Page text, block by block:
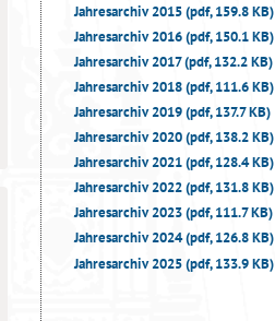
Jahresarchiv 2015 (pdf, 159.8 KB)
Jahresarchiv 2016 (pdf, 150.1 KB)
Jahresarchiv 2017 (pdf, 132.2 KB)
Jahresarchiv 2018 (pdf, 111.6 KB)
Jahresarchiv 2019 (pdf, 137.7 KB)
Jahresarchiv 2020 (pdf, 138.2 KB)
Jahresarchiv 2021 (pdf, 128.4 KB)
Jahresarchiv 2022 (pdf, 131.8 KB)
Jahresarchiv 2023 (pdf, 111.7 KB)
Jahresarchiv 2024 (pdf, 126.8 KB)
Jahresarchiv 2025 (pdf, 133.9 KB)